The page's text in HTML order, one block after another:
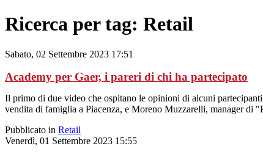
Ricerca per tag: Retail
Sabato, 02 Settembre 2023 17:51
Academy per Gaer, i pareri di chi ha partecipato
Il primo di due video che ospitano le opinioni di alcuni
vendita di famiglia a Piacenza, e Moreno Muzzarelli, manager di
Pubblicato in Retail
Venerdì, 01 Settembre 2023 15:55